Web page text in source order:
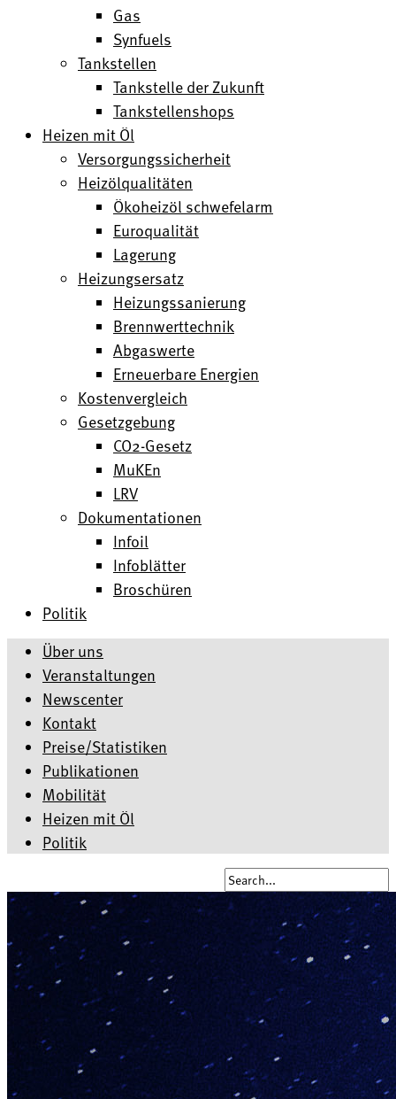
Gas
Synfuels
Tankstellen
Tankstelle der Zukunft
Tankstellenshops
Heizen mit Öl
Versorgungssicherheit
Heizölqualitäten
Ökoheizöl schwefelarm
Euroqualität
Lagerung
Heizungsersatz
Heizungssanierung
Brennwerttechnik
Abgaswerte
Erneuerbare Energien
Kostenvergleich
Gesetzgebung
CO2-Gesetz
MuKEn
LRV
Dokumentationen
Infoil
Infoblätter
Broschüren
Politik
Über uns
Veranstaltungen
Newscenter
Kontakt
Preise/Statistiken
Publikationen
Mobilität
Heizen mit Öl
Politik